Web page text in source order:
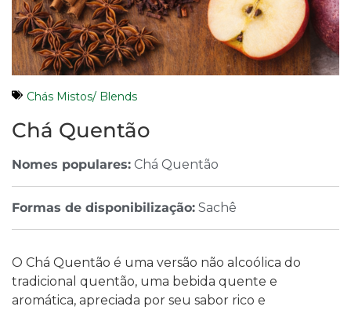
Chás Mistos/ Blends
Chá Quentão
Nomes populares: Chá Quentão
Formas de disponibilização: Sachê
O Chá Quentão é uma versão não alcoólica do
tradicional quentão, uma bebida quente e
aromática, apreciada por seu sabor rico e